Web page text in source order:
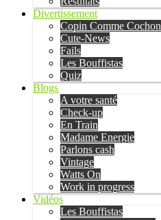
Divertissement
Copin Comme Cochon
Cute-News
Fails
Les Bouffistas
Quiz
Blogs
A votre santé
Check-up
En Train
Madame Energie
Parlons cash
Vintage
Watts On
Work in progress
Vidéos
Les Bouffistas